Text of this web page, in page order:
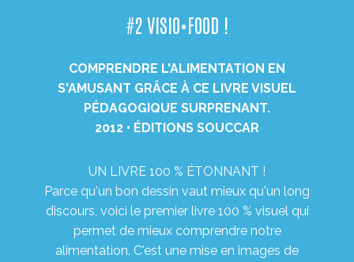
#2 VISIO•FOOD !
COMPRENDRE L'ALIMENTATION EN
S'AMUSANT GRÂCE À CE LIVRE VISUEL
PÉDAGOGIQUE SURPRENANT.
2012 • ÉDITIONS SOUCCAR
UN LIVRE 100 % ÉTONNANT !
Parce qu'un bon dessin vaut mieux qu'un long
discours, voici le premier livre 100 % visuel qui
permet de mieux comprendre notre
alimentation. C'est une mise en images de